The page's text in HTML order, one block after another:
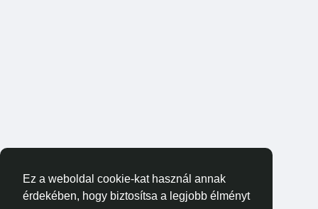
Ez a weboldal cookie-kat használ annak
érdekében, hogy biztosítsa a legjobb élményt